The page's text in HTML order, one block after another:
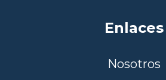
Enlaces
Nosotros